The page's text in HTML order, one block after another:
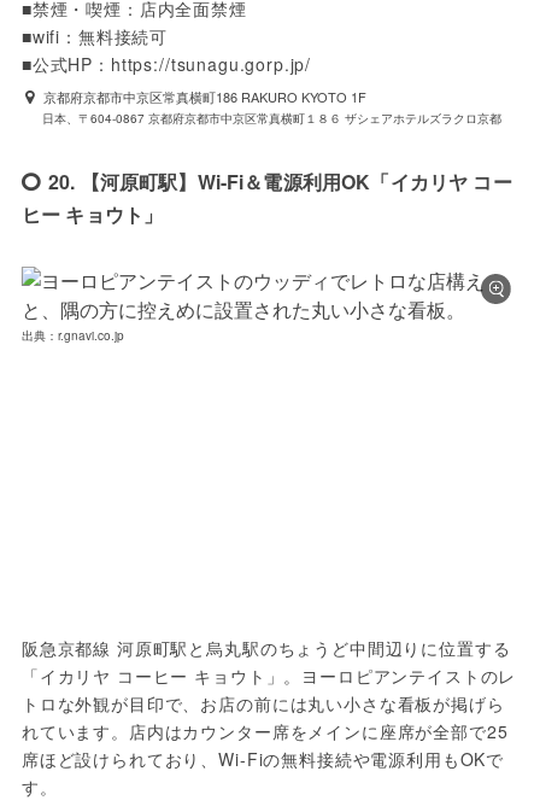
■禁煙・喫煙：店内全面禁煙
■wifi：無料接続可
■公式HP：https://tsunagu.gorp.jp/
京都府京都市中京区常真横町186 RAKURO KYOTO 1F
日本、〒604-0867 京都府京都市中京区常真横町１８６ ザシェアホテルズラクロ京都
20. 【河原町駅】Wi-Fi＆電源利用OK「イカリヤ コー
ヒー キョウト」
出典：r.gnavi.co.jp
阪急京都線 河原町駅と烏丸駅のちょうど中間辺りに位置する
「イカリヤ コーヒー キョウト」。ヨーロピアンテイストのレ
トロな外観が目印で、お店の前には丸い小さな看板が掲げら
れています。店内はカウンター席をメインに座席が全部で25
席ほど設けられており、Wi-Fiの無料接続や電源利用もOKで
す。